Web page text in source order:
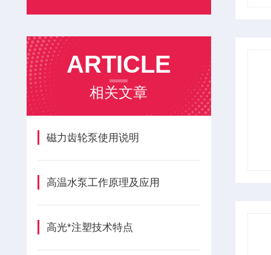
ARTICLE
相关文章
磁力齿轮泵使用说明
高温水泵工作原理及应用
高光*注塑技术特点